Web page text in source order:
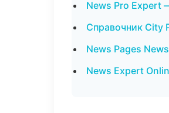
News Pro Expert
Справочник City
News Pages
News Expert